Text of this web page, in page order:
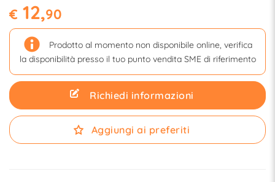
€ 12,90
Prodotto al momento non disponibile online, verifica
la disponibilità presso il tuo punto vendita SME di riferimento
Richiedi informazioni
Aggiungi ai preferiti